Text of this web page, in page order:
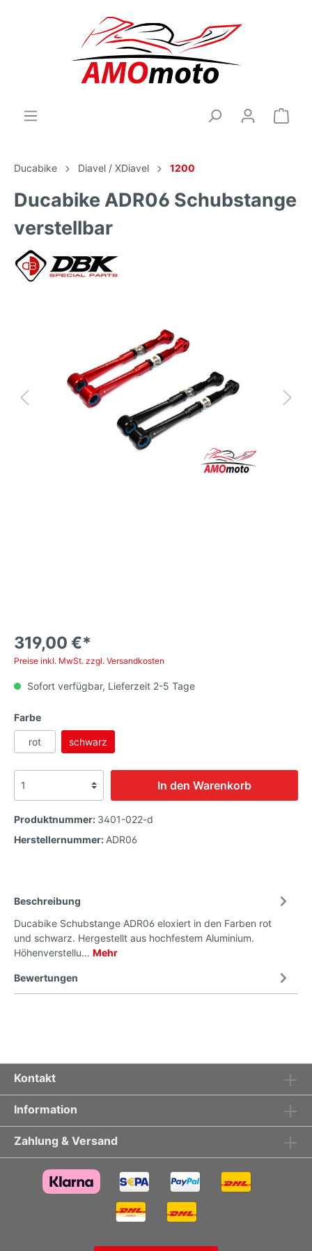
Ducabike Diavel / XDiavel 1200
Ducabike ADR06 Schubstange
verstellbar
319,00 €*
Preise inkl. MwSt. zzgl. Versandkosten
Sofort verfügbar, Lieferzeit 2-5 Tage
Farbe
rot schwarz
In den Warenkorb
Produktnummer: 3401-022-d
Herstellernummer: ADR06
Beschreibung
Ducabike Schubstange ADR06 eloxiert in den Farben rot
und schwarz. Hergestellt aus hochfestem Aluminium.
Höhenverstellu… Mehr
Bewertungen
Kontakt
Information
Zahlung & Versand